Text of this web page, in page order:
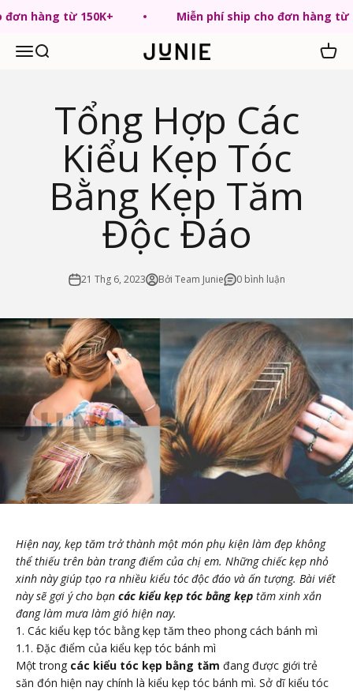
đơn hàng từ 150K+ Miễn phí ship cho đơn hàng từ
MenuTìm kiếm JUNIE VN Giỏ
Tổng Hợp Các
Kiểu Kẹp Tóc
Bằng Kẹp Tăm
Độc Đáo
21 Thg 6, 2023 Bởi Team Junie 0 bình luận
Hiện nay, kẹp tăm trở thành một món phụ kiện làm đẹp không
thể thiếu trên bàn trang điểm của chị em. Những chiếc kẹp nhỏ
xinh này giúp tạo ra nhiều kiểu tóc độc đáo và ấn tượng. Bài viết
này sẽ gợi ý cho bạn các kiểu kẹp tóc bằng kẹp tăm xinh xắn
đang làm mưa làm gió hiện nay.
1. Các kiểu kẹp tóc bằng kẹp tăm theo phong cách bánh mì
1.1. Đặc điểm của kiểu kẹp tóc bánh mì
Một trong các kiểu tóc kẹp bằng tăm đang được giới trẻ
săn đón hiện nay chính là kiểu kẹp tóc bánh mì. Sở dĩ kiểu tóc